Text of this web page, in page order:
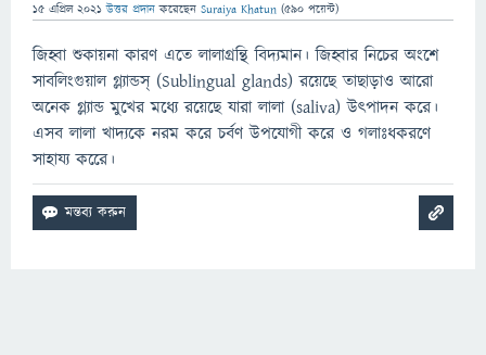
15 এপ্রিল 2021 উত্তর প্রদান করেছেন Suraiya Khatun (590 পয়েন্ট)
জিহ্বা শুকায়না কারণ এতে লালাগ্রন্থি বিদ্যমান। জিহ্বার নিচের অংশে
সাবলিংগুয়াল গ্ল্যান্ডস্ (Sublingual glands) রয়েছে তাছাড়াও আরো
অনেক গ্ল্যান্ড মুখের মধ্যে রয়েছে যারা লালা (saliva) উৎপাদন করে।
এসব লালা খাদ্যকে নরম করে চর্বণ উপযোগী করে ও গলাঃধকরণে
সাহায্য করেে।